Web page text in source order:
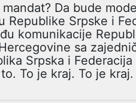
Da bude
Republike Srpske i
komunikacije
sa
Srpska i Federacija
To je kraj. To je